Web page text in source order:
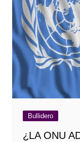
Bullidero
¿LA ONU